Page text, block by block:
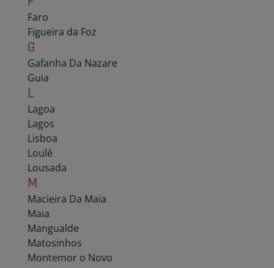
Faro
Figueira da Foz
G
Gafanha Da Nazare
Guia
L
Lagoa
Lagos
Lisboa
Loulé
Lousada
M
Macieira Da Maia
Maia
Mangualde
Matosinhos
Montemor o Novo